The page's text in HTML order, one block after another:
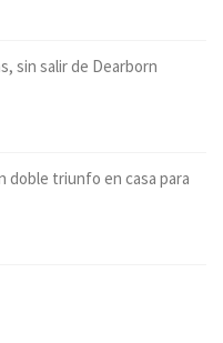
sin salir de Dearborn
doble triunfo en casa para